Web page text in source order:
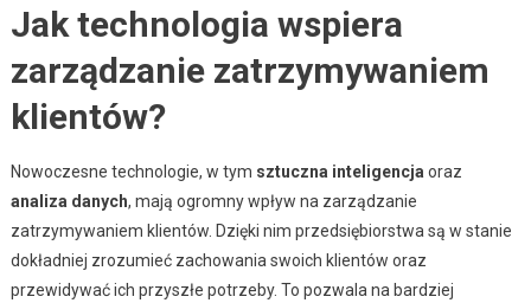
Jak technologia wspiera
zarządzanie zatrzymywaniem
klientów?
Nowoczesne technologie, w tym sztuczna inteligencja oraz
analiza danych, mają ogromny wpływ na zarządzanie
zatrzymywaniem klientów. Dzięki nim przedsiębiorstwa są w stanie
dokładniej zrozumieć zachowania swoich klientów oraz
przewidywać ich przyszłe potrzeby. To pozwala na bardziej